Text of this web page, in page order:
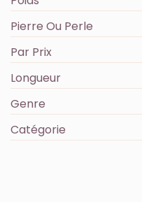
Pierre Ou Perle
Par Prix
Longueur
Genre
Catégorie